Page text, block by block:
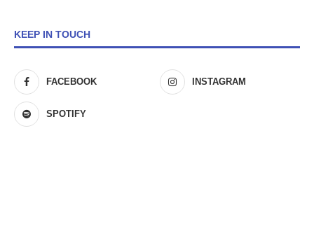
KEEP IN TOUCH
FACEBOOK INSTAGRAM
SPOTIFY